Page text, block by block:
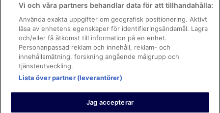
Riktlinjer för innehåll och anmäla innehåll
Hjälp
Kontakta oss
Avboka eller ändra din bokning
Boka ett flyg med flygbolagskredit
Återbetalningsprocess och tidslinjer
Vi och våra partners behandlar data för att tillhandahålla:
Använda exakta uppgifter om geografisk positionering. Aktivt
läsa av enhetens egenskaper för identifieringsändamål. Lagra
och/eller få åtkomst till information på en enhet.
Personanpassad reklam och innehåll, reklam- och
innehållsmätning, forskning angående målgrupp och
tjänsteutveckling.
Lista över partner (leverantörer)
Jag accepterar